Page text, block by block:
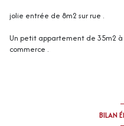
Vous
jolie entrée
Un petit appartement de 35m2
A voir
BILAN